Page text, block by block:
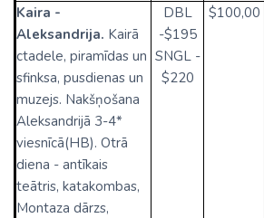
Kaira -
Aleksandrija. Kairā
ctadele, piramīdas un
sfinksa, pusdienas un
muzejs. Nakšņošana
Aleksandrijā 3-4*
viesnīcā(HB). Otrā
diena - antīkais
teātris, katakombas,
Montaza dārzs,
DBL
-$195
SNGL -
$220
$100,00